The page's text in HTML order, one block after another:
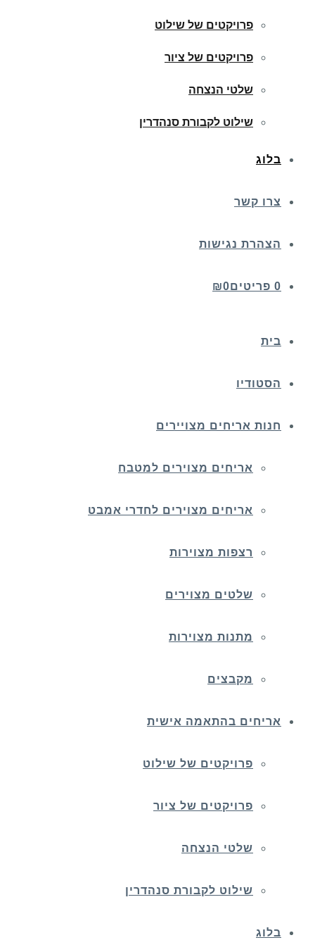
פרויקטים של שילוט
פרויקטים של ציור
שלטי הנצחה
שילוט לקבורת סנהדרין
בלוג
צרו קשר
הצהרת נגישות
0 פריטים ₪0
בית
הסטודיו
חנות אריחים מצויירים
אריחים מצוירים למטבח
אריחים מצוירים לחדרי אמבט
רצפות מצוירות
שלטים מצוירים
מתנות מצוירות
מקבצים
אריחים בהתאמה אישית
פרויקטים של שילוט
פרויקטים של ציור
שלטי הנצחה
שילוט לקבורת סנהדרין
בלוג